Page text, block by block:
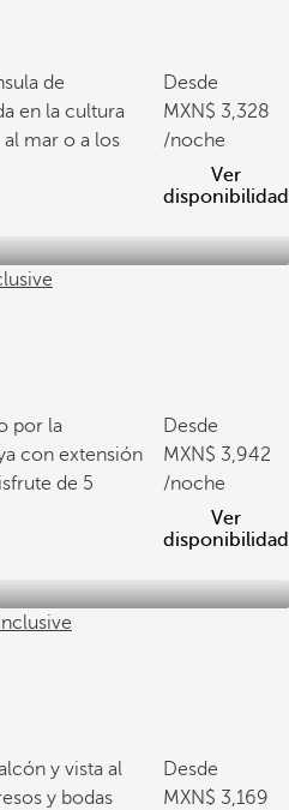
de
en la cultura
mar o a los
Desde
3,328
/noche
Ver
disponibilidad
por la
con extensión
de 5
Desde
3,942
/noche
Ver
disponibilidad
y vista al
y bodas
Desde
3,169